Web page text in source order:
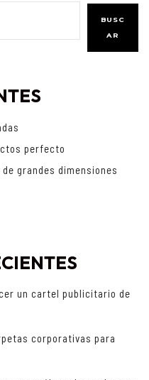
BUSC
AR
perfecto
grandes dimensiones
un cartel publicitario de
corporativas para